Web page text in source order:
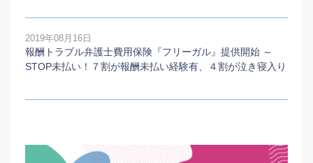
2019年08月16日
報酬トラブル弁護士費用保険『フリーガル』提供開始 ～
STOP未払い！７割が報酬未払い経験有、４割が泣き寝入り